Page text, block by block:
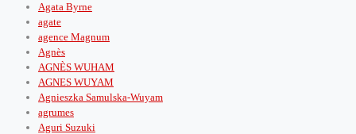
Agata Byrne
agate
agence Magnum
Agnès
AGNÈS WUHAM
AGNES WUYAM
Agnieszka Samulska-Wuyam
agrumes
Aguri Suzuki